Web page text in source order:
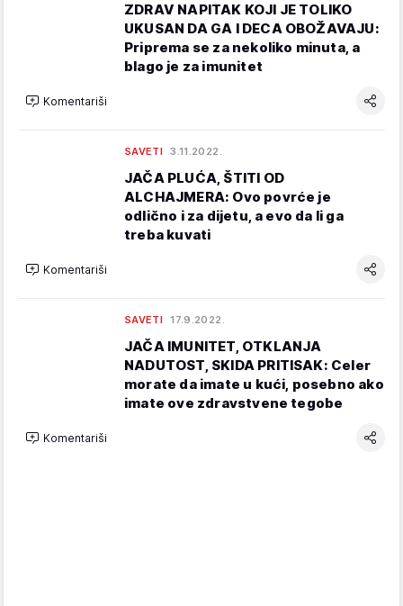
ZDRAV NAPITAK KOJI JE TOLIKO
UKUSAN DA GA I DECA OBOŽAVAJU:
Priprema se za nekoliko minuta, a
blago je za imunitet
Komentariši
SAVETI 3.11.2022.
JAČA PLUĆA, ŠTITI OD
ALCHAJMERA: Ovo povrće je
odlično i za dijetu, a evo da li ga
treba kuvati
Komentariši
SAVETI 17.9.2022.
JAČA IMUNITET, OTKLANJA
NADUTOST, SKIDA PRITISAK: Celer
morate da imate u kući, posebno ako
imate ove zdravstvene tegobe
Komentariši